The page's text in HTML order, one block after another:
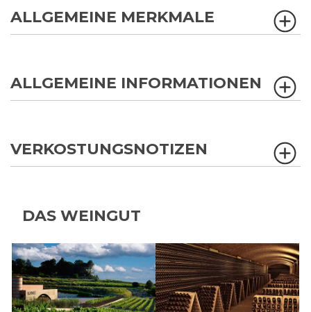
ALLGEMEINE MERKMALE
ALLGEMEINE INFORMATIONEN
VERKOSTUNGSNOTIZEN
DAS WEINGUT